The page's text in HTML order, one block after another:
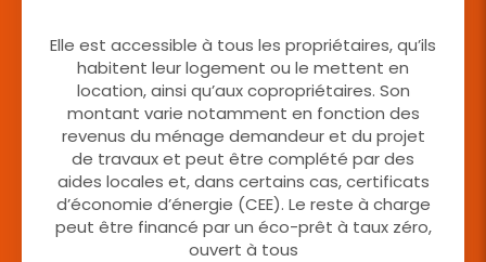
Elle est accessible à tous les propriétaires, qu’ils
habitent leur logement ou le mettent en
location, ainsi qu’aux copropriétaires. Son
montant varie notamment en fonction des
revenus du ménage demandeur et du projet
de travaux et peut être complété par des
aides locales et, dans certains cas, certificats
d’économie d’énergie (CEE). Le reste à charge
peut être financé par un éco-prêt à taux zéro,
ouvert à tous